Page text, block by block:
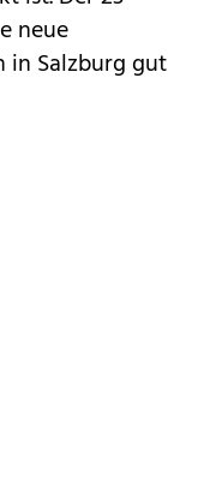
neue
in Salzburg gut